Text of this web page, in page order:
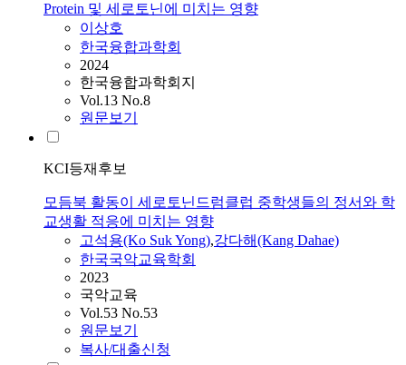
Protein 및 세로토닌에 미치는 영향
이상호
한국융합과학회
2024
한국융합과학회지
Vol.13 No.8
원문보기
KCI등재후보
모듬북 활동이 세로토닌드럼클럽 중학생들의 정서와 학
교생활 적응에 미치는 영향
고석용(Ko Suk Yong),강다해(Kang Dahae)
한국국악교육학회
2023
국악교육
Vol.53 No.53
원문보기
복사/대출신청